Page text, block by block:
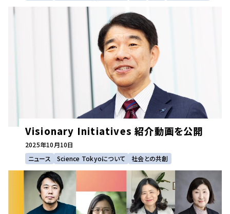
Visionary Initiatives 紹介動画を公開
2025年10月10日
ニュース
Science Tokyoについて 社会との共創